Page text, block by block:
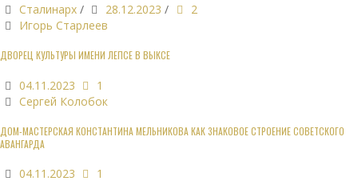
Сталинарх / 28.12.2023 /
2
Игорь Старлеев
ДВОРЕЦ КУЛЬТУРЫ ИМЕНИ ЛЕПСЕ В ВЫКСЕ
04.11.2023
1
Сергей Колобок
ДОМ-МАСТЕРСКАЯ КОНСТАНТИНА МЕЛЬНИКОВА КАК ЗНАКОВОЕ СТРОЕНИЕ СОВЕТСКОГО
АВАНГАРДА
04.11.2023 1